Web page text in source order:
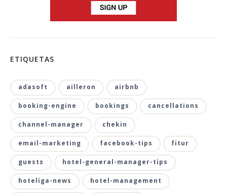
ETIQUETAS
adasoft ailleron airbnb
booking-engine bookings cancellations
channel-manager chekin
email-marketing facebook-tips fitur
guests hotel-general-manager-tips
hoteliga-news hotel-management